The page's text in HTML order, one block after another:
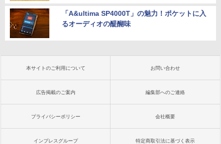
「A&ultima SP4000T」の魅力！ポケットに入
るオーディオの醍醐味
本サイトのご利用について お問い合わせ
広告掲載のご案内 編集部へのご連絡
プライバシーポリシー 会社概要
インプレスグループ 特定商取引法に基づく表示